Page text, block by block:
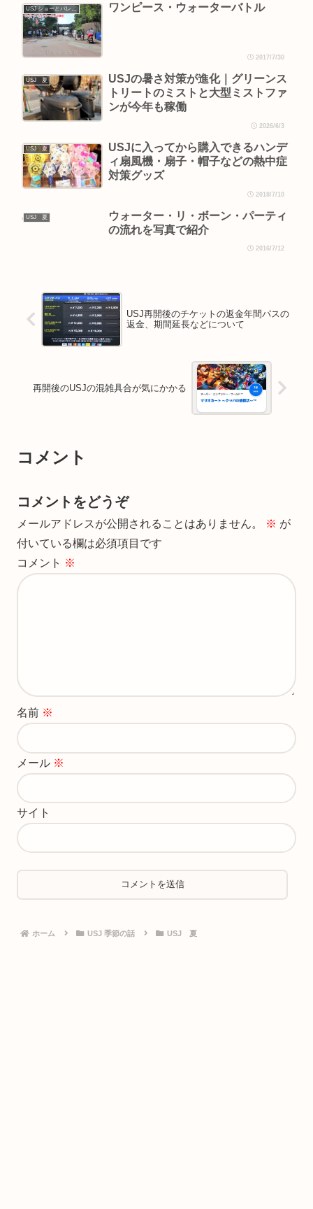
USJ ショーとパレード ワンピース・ウォーターバトル
2017/7/30
USJ 夏
USJの暑さ対策が進化｜グリーンス
トリートのミストと大型ミストファ
ンが今年も稼働
2026/6/3
USJ 夏
USJに入ってから購入できるハンデ
ィ扇風機・扇子・帽子などの熱中症
対策グッズ
2018/7/10
USJ 夏
ウォーター・リ・ボーン・パーティ
の流れを写真で紹介
2016/7/12
USJ再開後のチケットの返金年間パスの
返金、期間延長などについて
再開後のUSJの混雑具合が気にかかる
コメント
コメントをどうぞ
メールアドレスが公開されることはありません。 ※ が
付いている欄は必須項目です
コメント ※
名前 ※
メール ※
サイト
ホーム USJ 季節の話 USJ 夏